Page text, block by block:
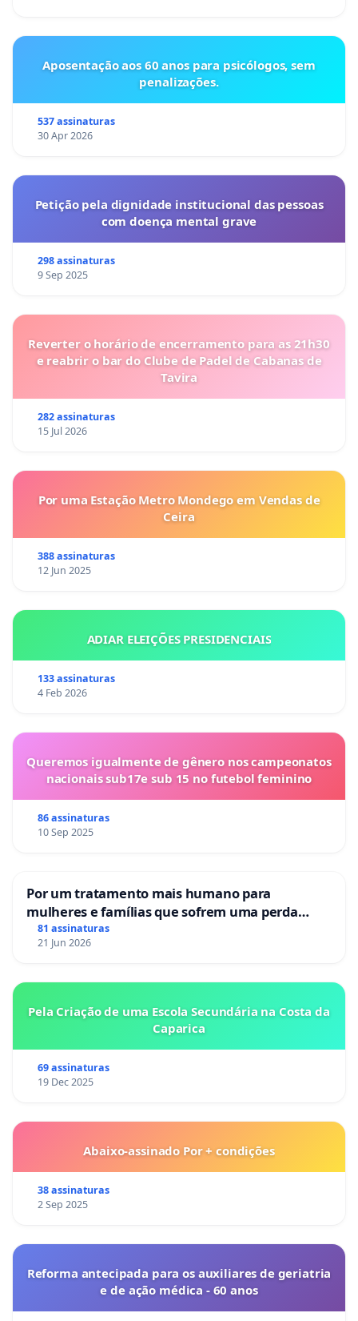
Aposentação aos 60 anos para psicólogos, sem
penalizações.
537 assinaturas
30 Apr 2026
Petição pela dignidade institucional das pessoas
com doença mental grave
298 assinaturas
9 Sep 2025
Reverter o horário de encerramento para as 21h30
e reabrir o bar do Clube de Padel de Cabanas de
Tavira
282 assinaturas
15 Jul 2026
Por uma Estação Metro Mondego em Vendas de
Ceira
388 assinaturas
12 Jun 2025
ADIAR ELEIÇÕES PRESIDENCIAIS
133 assinaturas
4 Feb 2026
Queremos igualmente de gênero nos campeonatos
nacionais sub17e sub 15 no futebol feminino
86 assinaturas
10 Sep 2025
Por um tratamento mais humano para
mulheres e famílias que sofrem uma perda
gestacional nos hospitais portugueses
81 assinaturas
21 Jun 2026
Pela Criação de uma Escola Secundária na Costa da
Caparica
69 assinaturas
19 Dec 2025
Abaixo-assinado Por + condições
38 assinaturas
2 Sep 2025
Reforma antecipada para os auxiliares de geriatria
e de ação médica - 60 anos